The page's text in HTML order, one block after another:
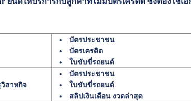
บัตรประชาชน
บัตรเครดิต
ใบขับขี่รถยนต์
สาหกิจ
บัตรประชาชน
ใบขับขี่รถยนต์
สลิปเงินเดือน งวดล่าสุด